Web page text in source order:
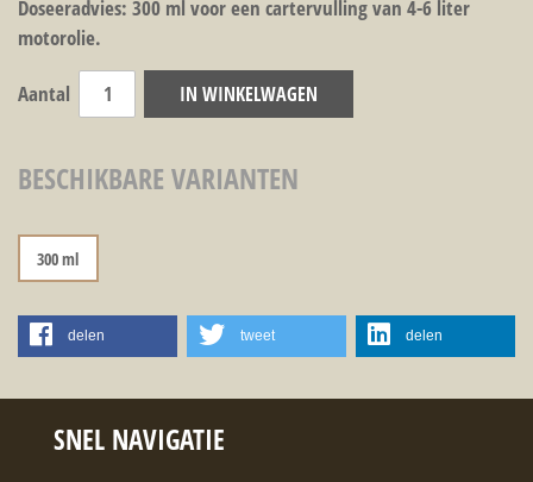
Doseeradvies: 300 ml voor een cartervulling van 4-6 liter
motorolie.
Aantal IN WINKELWAGEN
BESCHIKBARE VARIANTEN
300 ml
delen tweet delen
SNEL NAVIGATIE